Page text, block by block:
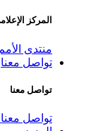
المركز
منتدى الأمم
تواصل معنا
تواصل معنا
تواصل معنا